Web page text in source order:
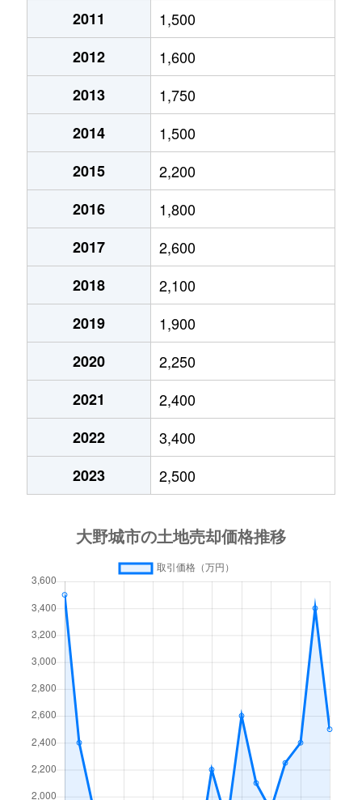
御笠川
14,000万円
瑞穂町
4,800万円
南大利
6,900万円
南ケ丘
3,800万円
南ケ丘
1,100万円
南ケ丘
3,000万円
南ケ丘
4,300万円 下大利
徒歩45分
南ケ丘
2,500万円 水城
徒歩45分
紫台
3,100万円 水城
徒歩29分
山田
3,800万円 春日原
徒歩13分
山田
5,300万円 雑餉隈
徒歩16分
若草
3,300万円 大野城
徒歩45分
若草
3,400万円 大野城
徒歩45分
6,500万円 大野城
徒歩45分
若草
1,200万円 大野城
2011
1,500
2012
1,600
2013
1,750
2014
1,500
2015
2,200
2016
1,800
2017
2,600
2018
2,100
2019
1,900
2020
2,250
2021
2,400
2022
3,400
2023
2,500